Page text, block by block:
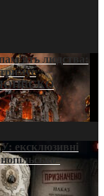
людства:
в ЮНЕСКО